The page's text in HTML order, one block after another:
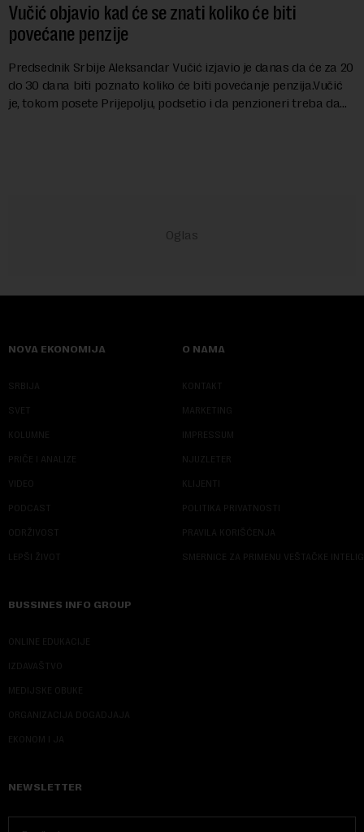
Vučić objavio kad će se znati koliko će biti
povećane penzije
Predsednik Srbije Aleksandar Vučić izjavio je danas da će za 20
do 30 dana biti poznato koliko će biti povećanje penzija.Vučić
je, tokom posete Prijepolju, podsetio i da penzioneri treba da
NOVA EKONOMIJA
SRBIJA
SVET
KOLUMNE
PRIČE I ANALIZE
VIDEO
PODCAST
ODRŽIVOST
LEPŠI ŽIVOT
O NAMA
KONTAKT
MARKETING
IMPRESSUM
NJUZLETER
KLIJENTI
POLITIKA PRIVATNOSTI
PRAVILA KORIŠĆENJA
SMERNICE ZA PRIMENU VEŠTAČKE
BUSSINES INFO GROUP
ONLINE EDUKACIJE
IZDAVAŠTVO
MEDIJSKE OBUKE
ORGANIZACIJA DOGADJAJA
EKONOM I JA
NEWSLETTER